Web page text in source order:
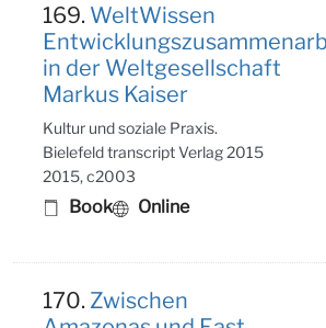
169. WeltWissen
in der Weltgesellschaft
Markus Kaiser
Kultur und soziale Praxis.
Bielefeld transcript Verlag 2015
2015, c2003
Book Online
170. Zwischen